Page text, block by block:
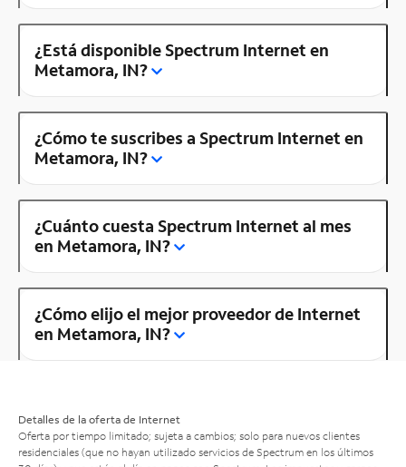
¿Está disponible Spectrum Internet en
Metamora, IN?
¿Cómo te suscribes a Spectrum Internet en
Metamora, IN?
¿Cuánto cuesta Spectrum Internet al mes
en Metamora, IN?
¿Cómo elijo el mejor proveedor de Internet
en Metamora, IN?
Detalles de la oferta de Internet
Oferta por tiempo limitado; sujeta a cambios; solo para nuevos clientes
residenciales (que no hayan utilizado servicios de Spectrum en los últimos